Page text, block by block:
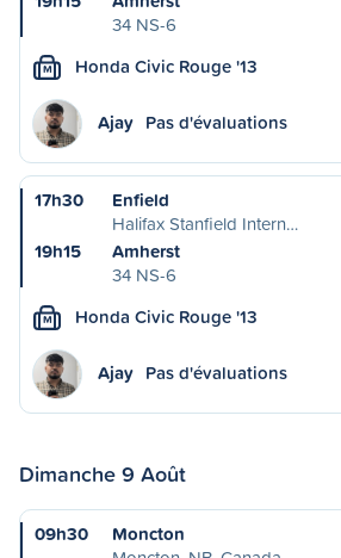
34 NS-6
M Honda Civic Rouge '13
Ajay Pas d'évaluations
17h30
Enfield
Halifax Stanfield Intern…
19h15
Amherst
34 NS-6
M Honda Civic Rouge '13
Ajay Pas d'évaluations
Dimanche 9 Août
09h30
Moncton